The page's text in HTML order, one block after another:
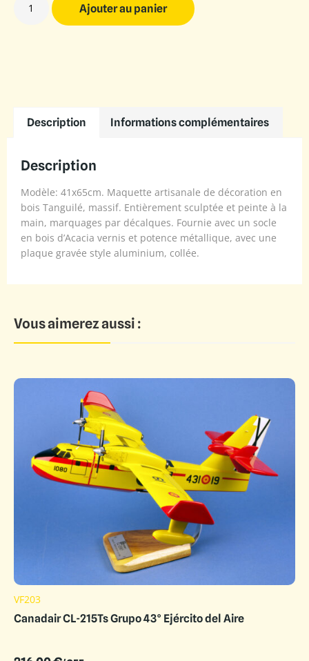
Ajouter au panier
Description Informations complémentaires
Description
Modèle: 41x65cm. Maquette artisanale de décoration en
bois Tanguilé, massif. Entièrement sculptée et peinte à la
main, marquages par décalques. Fournie avec un socle
en bois d’Acacia vernis et potence métallique, avec une
plaque gravée style aluminium, collée.
Vous aimerez aussi :
VF203
Canadair CL-215Ts Grupo 43° Ejército del Aire